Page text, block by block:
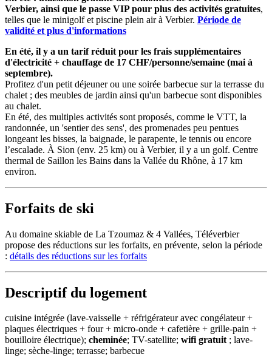
Verbier, ainsi que le passe VIP pour plus des activités gratuites,
telles que le minigolf et piscine plein air à Verbier. Période de
validité et plus d'informations
En été, il y a un tarif réduit pour les frais supplémentaires
d'électricité + chauffage de 17 CHF/personne/semaine (mai à
septembre).
Profitez d'un petit déjeuner ou une soirée barbecue sur la terrasse du
chalet ; des meubles de jardin ainsi qu'un barbecue sont disponibles
au chalet.
En été, des multiples activités sont proposés, comme le VTT, la
randonnée, un 'sentier des sens', des promenades peu pentues
longeant les bisses, la baignade, le parapente, le tennis ou encore
l’escalade. À Sion (env. 25 km) ou à Verbier, il y a un golf. Centre
thermal de Saillon les Bains dans la Vallée du Rhône, à 17 km
environ.
Forfaits de ski
Au domaine skiable de La Tzoumaz & 4 Vallées, Téléverbier
propose des réductions sur les forfaits, en prévente, selon la période
: détails des réductions sur les forfaits
Descriptif du logement
cuisine intégrée (lave-vaisselle + réfrigérateur avec congélateur +
plaques électriques + four + micro-onde + cafetière + grille-pain +
bouilloire électrique); cheminée; TV-satellite; wifi gratuit; lave-
linge; sèche-linge; terrasse; barbecue